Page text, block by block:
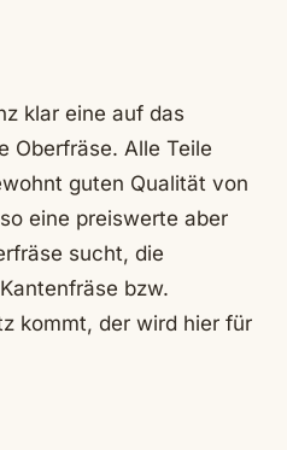
klar eine auf das
Oberfräse. Alle Teile
guten Qualität von
eine preiswerte aber
sucht, die
bzw.
kommt, der wird hier für